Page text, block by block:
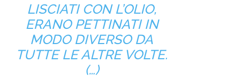
LISCIATI CON L’OLIO,
ERANO PETTINATI IN
MODO DIVERSO DA
TUTTE LE ALTRE VOLTE.
(…)